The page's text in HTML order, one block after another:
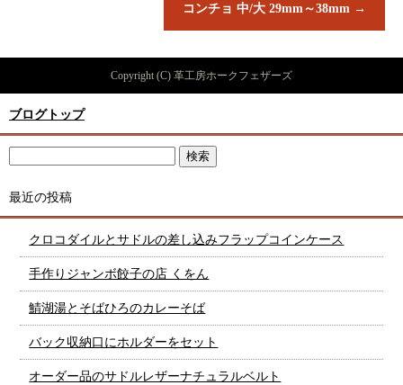
コンチョ 中/大 29mm～38mm →
Copyright (C) 革工房ホークフェザーズ
ブログトップ
最近の投稿
クロコダイルとサドルの差し込みフラップコインケース
手作りジャンボ餃子の店 くをん
鯖湖湯とそばひろのカレーそば
バック収納口にホルダーをセット
オーダー品のサドルレザーナチュラルベルト